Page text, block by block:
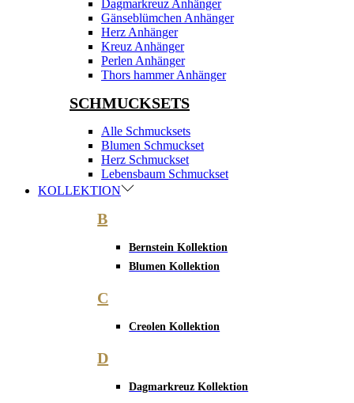
Dagmarkreuz Anhänger
Gänseblümchen Anhänger
Herz Anhänger
Kreuz Anhänger
Perlen Anhänger
Thors hammer Anhänger
SCHMUCKSETS
Alle Schmucksets
Blumen Schmuckset
Herz Schmuckset
Lebensbaum Schmuckset
KOLLEKTION
B
Bernstein Kollektion
Blumen Kollektion
C
Creolen Kollektion
D
Dagmarkreuz Kollektion